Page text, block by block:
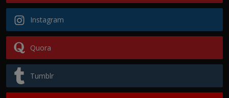
Instagram
Quora
Tumblr